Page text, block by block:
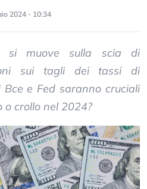
2024 - 10:34
si muove sulla scia di
sui tagli dei tassi di
e Fed saranno cruciali
o crollo nel 2024?